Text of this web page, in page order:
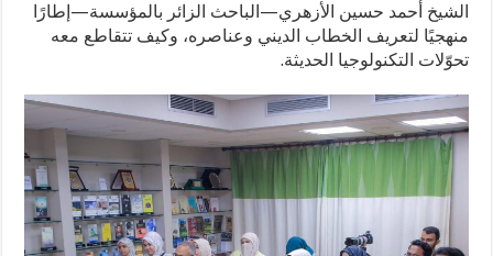
الشيخ أحمد حسين الأزهري—الباحث الزائر بالمؤسسة—إطارًا
منهجيًا لتعريف الخطاب الديني وعناصره، وكيف تتقاطع معه
تحوّلات التكنولوجيا الحديثة.